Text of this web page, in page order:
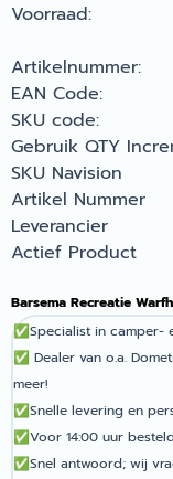
Voorraad:
Artikelnummer:
EAN Code:
SKU code:
Gebruik QTY
SKU Navision
Artikel Nummer
Leverancier
Actief Product
Barsema Recreatie
✅Specialist in camper-
✅ Dealer van o.a.
meer!
✅Snelle levering en
✅Voor 14:00 uur
✅Snel antwoord; wij